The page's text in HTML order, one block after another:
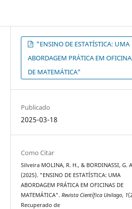
"ENSINO DE ESTATÍSTICA: UMA
ABORDAGEM PRÁTICA EM
DE MATEMÁTICA"
Publicado
2025-03-18
Como Citar
Silveira MOLINA, R. H., & BORDINASSI, G.
(2025). "ENSINO DE ESTATÍSTICA: UMA
ABORDAGEM PRÁTICA EM OFICINAS DE
MATEMÁTICA".Revista Científica Unilago, 1
Recuperado de